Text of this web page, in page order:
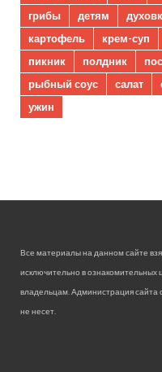
грибы
детям
картофель
крем-суп
пикник
полдник
рыбный соус
салат
ужин
Все материалы на данном сайте
исключительно в
владельцам. Администрация сайта
не несет.